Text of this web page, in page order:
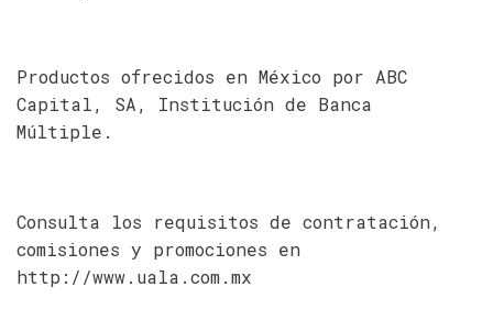
Productos ofrecidos en México por ABC
Capital, SA, Institución de Banca
Múltiple.
Consulta los requisitos de contratación,
comisiones y promociones en
http://www.uala.com.mx